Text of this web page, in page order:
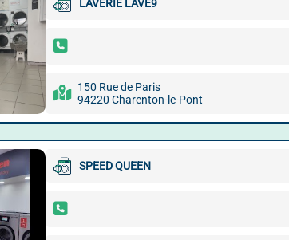
LAVERIE LAVE9
150 Rue de Paris
94220 Charenton-le-Pont
SPEED QUEEN